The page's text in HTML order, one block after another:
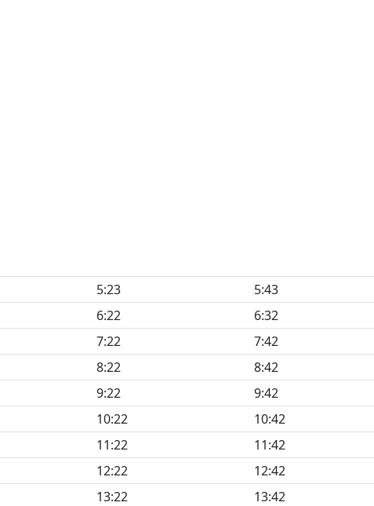
5:23
5:43
6:22 6:32
7:22
7:42
8:22
8:42
9:22
9:42
10:22
10:42
11:22
11:42
12:22
12:42
13:22
13:42